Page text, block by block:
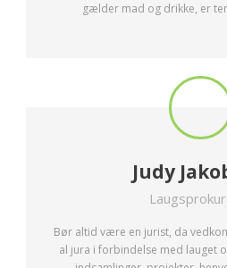
gælder mad og drikke, er
Judy
Bør altid være en jurist, da
al jura i forbindelse med lauget